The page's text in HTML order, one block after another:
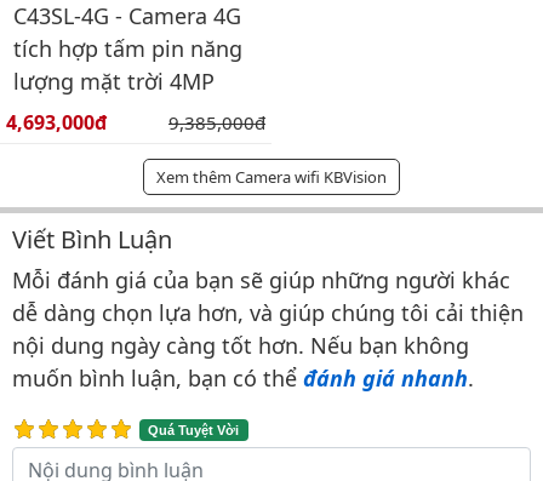
C43SL-4G - Camera 4G
tích hợp tấm pin năng
lượng mặt trời 4MP
Giá bán:
4,693,000đ Giá gốc:
9,385,000đ
Xem thêm Camera wifi KBVision
Bình luận & Đánh giá
Viết Bình Luận
Mỗi đánh giá của bạn sẽ giúp những người khác
dễ dàng chọn lựa hơn, và giúp chúng tôi cải thiện
nội dung ngày càng tốt hơn. Nếu bạn không
muốn bình luận, bạn có thể đánh giá nhanh.
Quá Tuyệt Vời
Nội dung bình luận